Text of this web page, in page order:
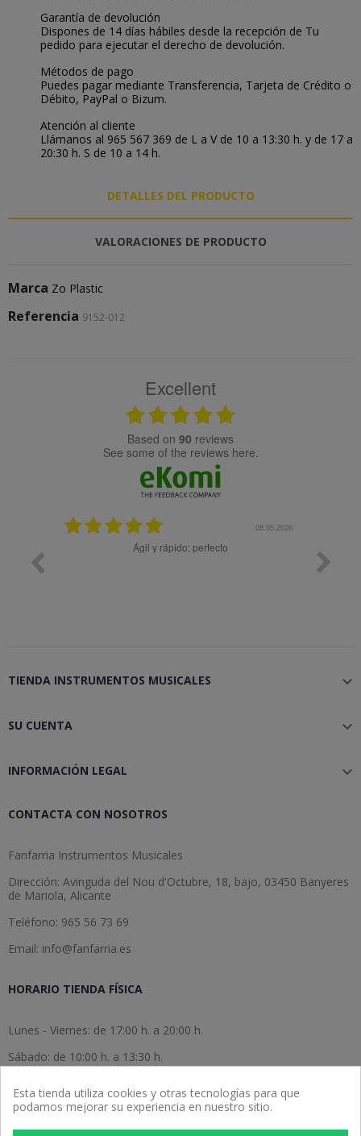
Garantía de devolución
Dispones de 14 días hábiles desde la recepción de Tu
pedido para ejecutar el derecho de devolución.
Métodos de pago
Puedes pagar mediante Transferencia, Tarjeta de Crédito o
Débito, PayPal o Bizum.
Atención al cliente
Llámanos al 965 567 369 de L a V de 10 a 13:30 h. y de 17 a
20:30 h. S de 10 a 14 h.
DETALLES DEL PRODUCTO
VALORACIONES DE PRODUCTO
Marca Zo Plastic
Referencia 9152-012
Excellent
based on 90 reviews
see some of the reviews here.
08.05.2026
Ágil y rápido; perfecto
TIENDA INSTRUMENTOS MUSICALES 
SU CUENTA 
INFORMACIÓN LEGAL 
CONTACTA CON NOSOTROS
Fanfarria Instrumentos Musicales
Dirección: Avinguda del Nou d'Octubre, 18, bajo, 03450 Banyeres
de Mariola, Alicante
Teléfono: 965 56 73 69
Email: info@fanfarria.es
HORARIO TIENDA FÍSICA
Lunes - Viernes: de 17:00 h. a 20:00 h.
Sábado: de 10:00 h. a 13:30 h.
Esta tienda utiliza cookies y otras tecnologías para que
podamos mejorar su experiencia en nuestro sitio.